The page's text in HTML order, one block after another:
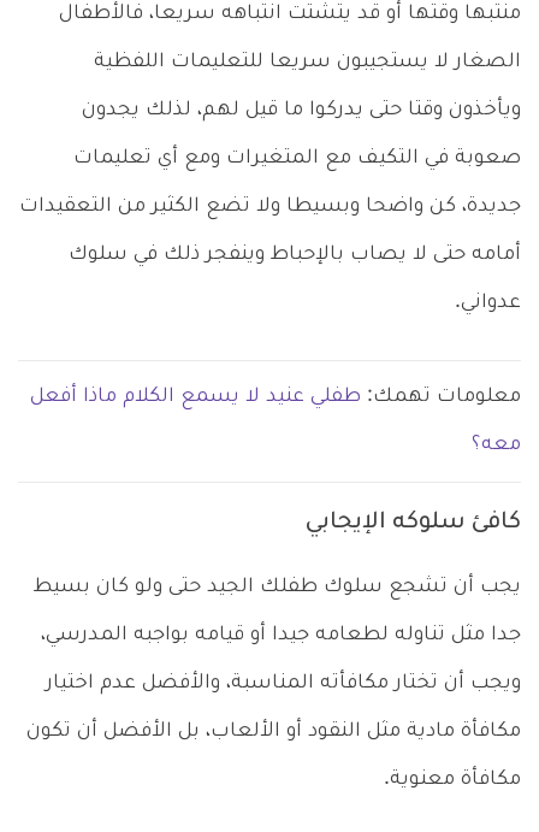
منتبها وقتها أو قد يتشتت انتباهه سريعا، فالأطفال
الصغار لا يستجيبون سريعا للتعليمات اللفظية
ويأخذون وقتا حتى يدركوا ما قيل لهم، لذلك يجدون
صعوبة في التكيف مع المتغيرات ومع أي تعليمات
جديدة، كن واضحا وبسيطا ولا تضع الكثير من التعقيدات
أمامه حتى لا يصاب بالإحباط وينفجر ذلك في سلوك
عدواني.
معلومات تهمك: طفلي عنيد لا يسمع الكلام ماذا أفعل
معه؟
كافئ سلوكه الإيجابي
يجب أن تشجع سلوك طفلك الجيد حتى ولو كان بسيط
جدا مثل تناوله لطعامه جيدا أو قيامه بواجبه المدرسي،
ويجب أن تختار مكافأته المناسبة، والأفضل عدم اختيار
مكافأة مادية مثل النقود أو الألعاب، بل الأفضل أن تكون
مكافأة معنوية.